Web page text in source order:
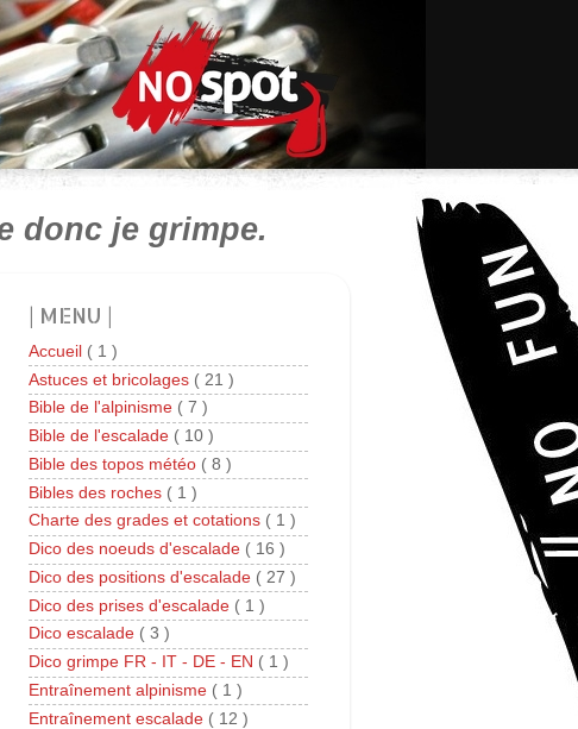
donc je grimpe.
| MENU |
Accueil ( 1 )
Astuces et bricolages ( 21 )
Bible de l'alpinisme ( 7 )
Bible de l'escalade ( 10 )
Bible des topos météo ( 8 )
Bibles des roches ( 1 )
Charte des grades et cotations ( 1 )
Dico des noeuds d'escalade ( 16 )
Dico des positions d'escalade ( 27 )
Dico des prises d'escalade ( 1 )
Dico escalade ( 3 )
Dico grimpe FR - IT - DE - EN ( 1 )
Entraînement alpinisme ( 1 )
Entraînement escalade ( 12 )